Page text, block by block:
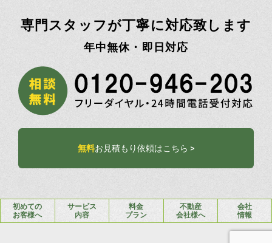
専門スタッフが丁寧に対応致します
年中無休・即日対応
無料お見積もり依頼はこちら >
初めての
お客様へ
サービス
内容
料金
プラン
不動産
会社様へ
会社
情報